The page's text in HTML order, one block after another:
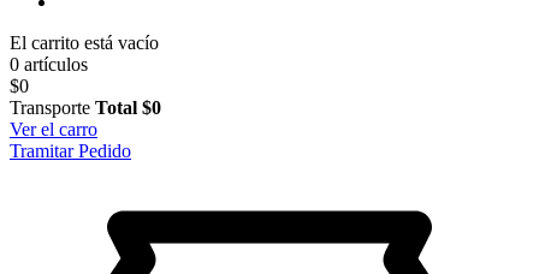
El carrito está vacío
0 artículos
$0
Transporte Total $0
Ver el carro
Tramitar Pedido